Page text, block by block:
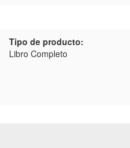
Tipo de producto:
Libro Completo